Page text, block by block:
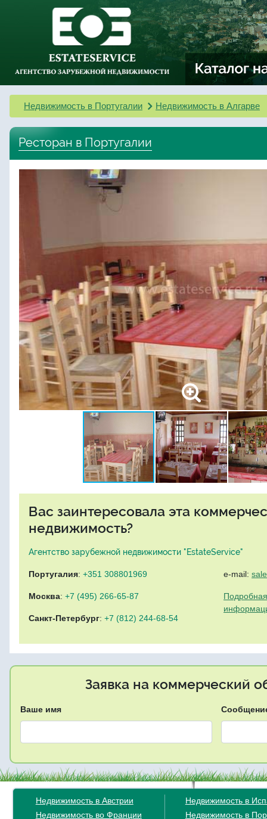
Недвижимость в Португалии Недвижимость в Алгарве
Ресторан в Португалии
Вас заинтересовала эта
недвижимость?
Агентство зарубежной недвижимости "EstateService"
Португалия: +351 308801969
Москва: +7 (495) 266-65-87
Санкт-Петербург: +7 (812) 244-68-54
e-mail:
Заявка на коммерческий
Ваше имя
Недвижимость в Австрии
Недвижимость во Франции
Недвижимость в
Недвижимость в